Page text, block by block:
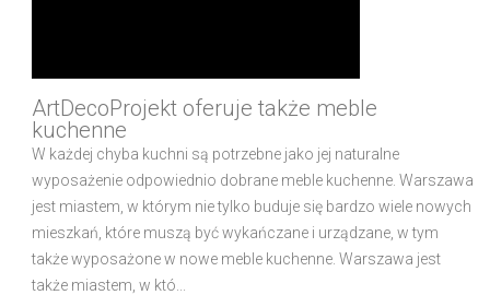
ArtDecoProjekt oferuje także meble
kuchenne
W każdej chyba kuchni są potrzebne jako jej naturalne
wyposażenie odpowiednio dobrane meble kuchenne. Warszawa
jest miastem, w którym nie tylko buduje się bardzo wiele nowych
mieszkań, które muszą być wykańczane i urządzane, w tym
także wyposażone w nowe meble kuchenne. Warszawa jest
także miastem, w któ...